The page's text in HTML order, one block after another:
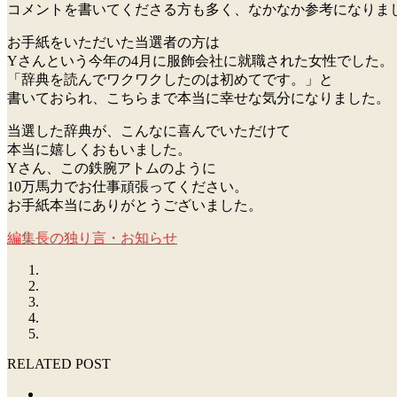
コメントを書いてくださる方も多く、なかなか参考になりま
お手紙をいただいた当選者の方は
Yさんという今年の4月に服飾会社に就職された女性でした。
「辞典を読んでワクワクしたのは初めてです。」と
書いておられ、こちらまで本当に幸せな気分になりました。
当選した辞典が、こんなに喜んでいただけて
本当に嬉しくおもいました。
Yさん、この鉄腕アトムのように
10万馬力でお仕事頑張ってください。
お手紙本当にありがとうございました。
編集長の独り言・お知らせ
RELATED POST